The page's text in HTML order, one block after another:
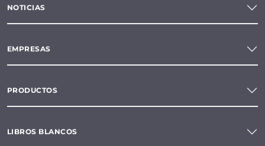
NOTICIAS
EMPRESAS
PRODUCTOS
LIBROS BLANCOS